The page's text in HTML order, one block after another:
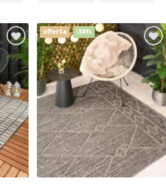
offerta -38%